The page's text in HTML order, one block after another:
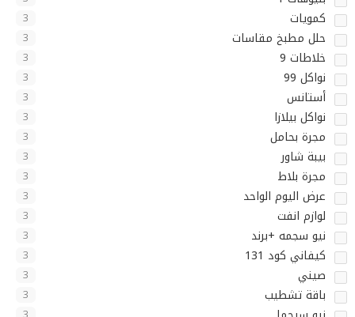
كمويات 3
حلل مطبخ مقاسات 3
خلاطات 9 3
نواكل 99 3
أستانس 3
نواكل بيلازا 3
مجرة بحامل 3
بيبة شاور 3
مجرة بلاط 3
عرض اليوم الواحد 3
لوازم انفت 3
نيو سجمه +برند 3
كيفاني كود 131 3
صيني 3
باقة تشطيب 3